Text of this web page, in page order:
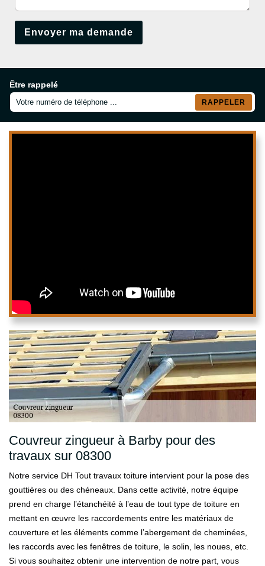
Être rappelé
Couvreur zingueur à Barby pour des
travaux sur 08300
Notre service DH Tout travaux toiture intervient pour la pose des
gouttières ou des chéneaux. Dans cette activité, notre équipe
prend en charge l’étanchéité à l’eau de tout type de toiture en
mettant en œuvre les raccordements entre les matériaux de
couverture et les éléments comme l’abergement de cheminées,
les raccords avec les fenêtres de toiture, le solin, les noues, etc.
Si vous souhaitez obtenir une intervention de notre part, vous